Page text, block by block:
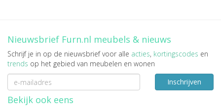
Nieuwsbrief Furn.nl meubels & nieuws
Schrijf je in op de nieuwsbrief voor alle acties, kortingscodes en
trends op het gebied van meubelen en wonen
Inschrijven
Bekijk ook eens